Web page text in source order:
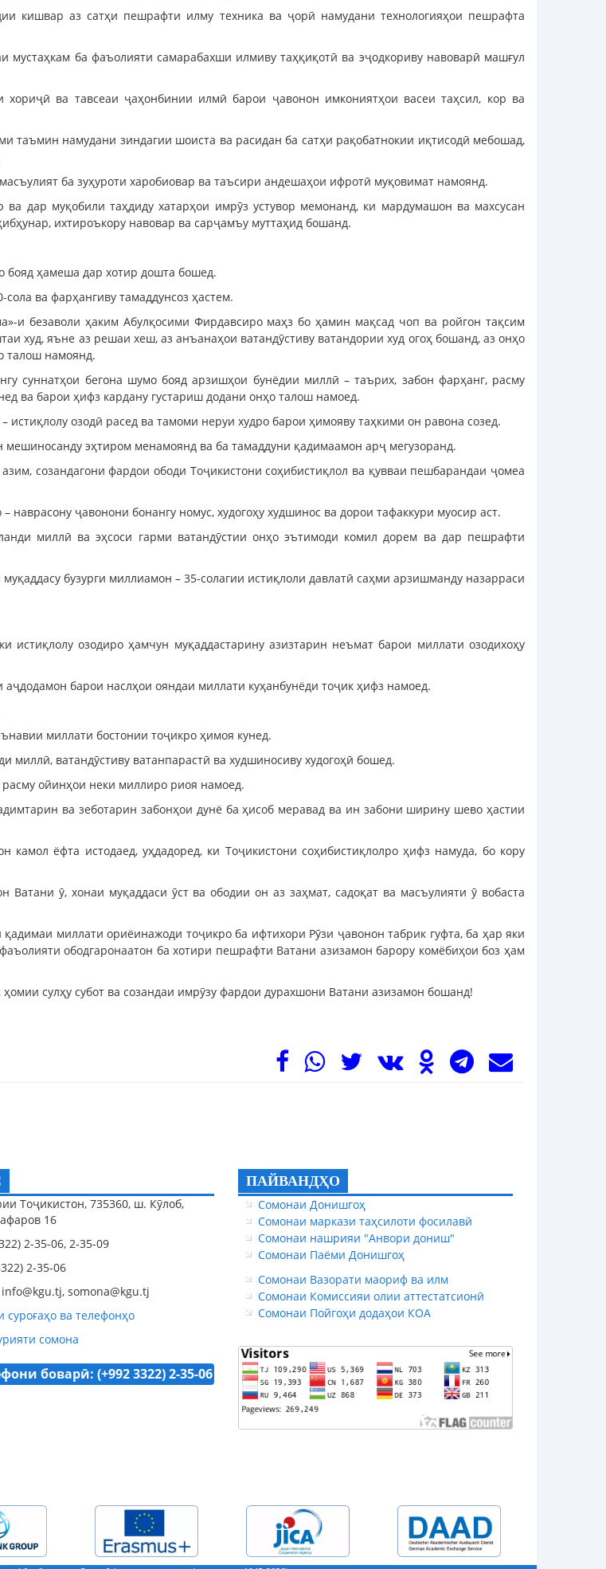
кишвар аз сатҳи пешрафти илму техника ва ҷорӣ намудани технологияҳои пешрафта
ба фаъолияти самарабахши илмиву таҳқиқотӣ ва эҷодкориву навоварӣ машғул
ва тавсеаи ҷаҳонбинии илмӣ барои ҷавонон имкониятҳои васеи таҳсил, кор ва
таъмин намудани зиндагии шоиста ва расидан ба сатҳи рақобатнокии иқтисодӣ мебошад,
ба зуҳуроти харобиовар ва таъсири андешаҳои ифротӣ муқовимат намоянд.
дар муқобили таҳдиду хатарҳои имрӯз устувор мемонанд, ки мардумашон ва махсусан
ихтироъкору навовар ва сарҷамъу муттаҳид бошанд.
бояд ҳамеша дар хотир дошта бошед.
ва фарҳангиву тамаддунсоз ҳастем.
и безаволи ҳаким Абулқосими Фирдавсиро маҳз бо ҳамин мақсад чоп ва ройгон тақсим
худ, яъне аз решаи хеш, аз анъанаҳои ватандӯстиву ватандории худ огоҳ бошанд, аз онҳо
талош намоянд.
суннатҳои бегона шумо бояд арзишҳои бунёдии миллӣ – таърих, забон фарҳанг, расму
ва барои ҳифз кардану густариш додани онҳо талош намоед.
озодӣ расед ва тамоми неруи худро барои ҳимояву таҳкими он равона созед.
эҳтиром менамоянд ва ба тамаддуни қадимаамон арҷ мегузоранд.
созандагони фардои ободи Тоҷикистони соҳибистиқлол ва қувваи пешбарандаи ҷомеа
ҷавонони бонангу номус, худогоҳу худшинос ва дорои тафаккури муосир аст.
миллӣ ва эҳсоси гарми ватандӯстии онҳо эътимоди комил дорем ва дар пешрафти
бузурги миллиамон – 35-солагии истиқлоли давлатӣ саҳми арзишманду назарраси
озодиро ҳамчун муқаддастарину азизтарин неъмат барои миллати озодихоҳу
барои наслҳои ояндаи миллати куҳанбунёди тоҷик ҳифз намоед.
миллати бостонии тоҷикро ҳимоя кунед.
ватандӯстиву ватанпарастӣ ва худшиносиву худогоҳӣ бошед.
ойинҳои неки миллиро риоя намоед.
ва зеботарин забонҳои дунё ба ҳисоб меравад ва ин забони ширину шево ҳастии
ёфта истодаед, уҳдадоред, ки Тоҷикистони соҳибистиқлолро ҳифз намуда, бо кору
ӯ, хонаи муқаддаси ӯст ва ободии он аз заҳмат, садоқат ва масъулияти ӯ вобаста
миллати ориёинажоди тоҷикро ба ифтихори Рӯзи ҷавонон табрик гуфта, ба ҳар яки
ободгаронаатон ба хотири пешрафти Ватани азизамон барору комёбиҳои боз ҳам
сулҳу субот ва созандаи имрӯзу фардои дурахшони Ватани азизамон бошанд!
Тоҷикистон, 735360, ш. Кӯлоб,
16
2-35-06, 2-35-09
2-35-06
somona@kgu.tj
суроғаҳо ва телефонҳо
сомона
боварӣ: (+992 3322) 2-35-06
ПАЙВАНДҲО
Сомонаи Донишгоҳ
Сомонаи маркази таҳсилоти фосилавӣ
Сомонаи нашрияи "Анвори дониш"
Сомонаи Паёми Донишгоҳ
Сомонаи Вазорати маориф ва илм
Сомонаи Комиссияи олии аттестатсионӣ
Сомонаи Пойгоҳи додаҳои КОА